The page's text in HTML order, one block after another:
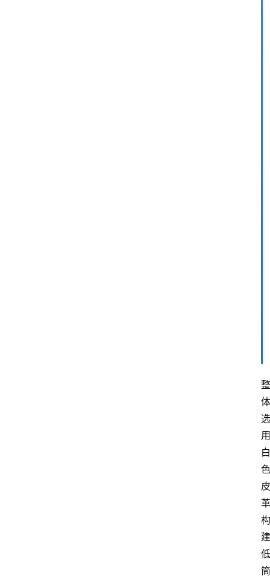
整
体
选
用
白
色
皮
革
构
建
低
筒